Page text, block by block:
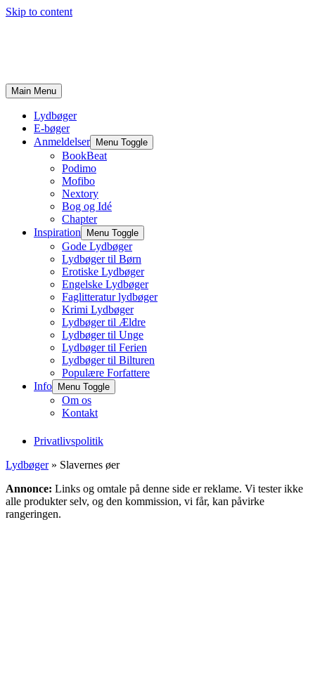
Skip to content
Main Menu
Lydbøger
E-bøger
Anmeldelser
Menu Toggle
BookBeat
Podimo
Mofibo
Nextory
Bog og Idé
Chapter
Inspiration
Menu Toggle
Gode Lydbøger
Lydbøger til Børn
Erotiske Lydbøger
Engelske Lydbøger
Faglitteratur lydbøger
Krimi Lydbøger
Lydbøger til Ældre
Lydbøger til Unge
Lydbøger til Ferien
Lydbøger til Bilturen
Populære Forfattere
Info
Menu Toggle
Om os
Kontakt
Privatlivspolitik
Lydbøger» Slavernes øer
Annonce: Links og omtale på denne side er reklame. Vi tester ikke
alle produkter selv, og den kommission, vi får, kan påvirke
rangeringen.